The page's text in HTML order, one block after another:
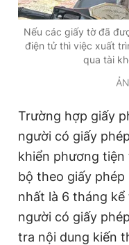
Nếu các giấy tờ đã
điện tử thì việc xuất
qua tài
Trường hợp giấy
người có giấy
khiển phương
bộ theo giấy phép
nhất là 6 tháng
người có giấy
tra nội dung kiến